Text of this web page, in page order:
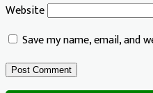
Website
Save my name, email,